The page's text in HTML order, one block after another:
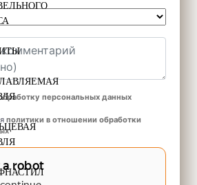
персональных данных
политики в отношении обработки